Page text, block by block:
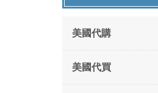
美國代購
美國代買